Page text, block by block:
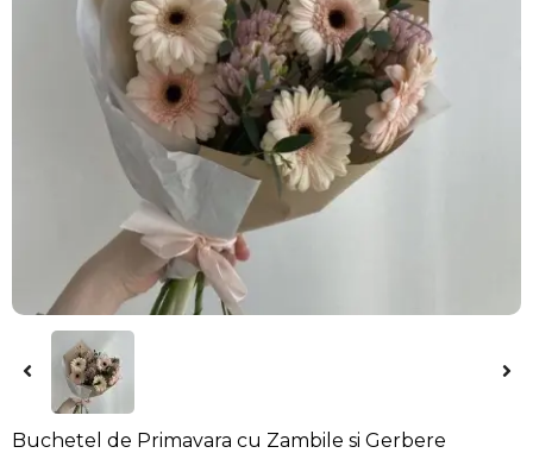
Buchetel de Primavara cu Zambile si Gerbere